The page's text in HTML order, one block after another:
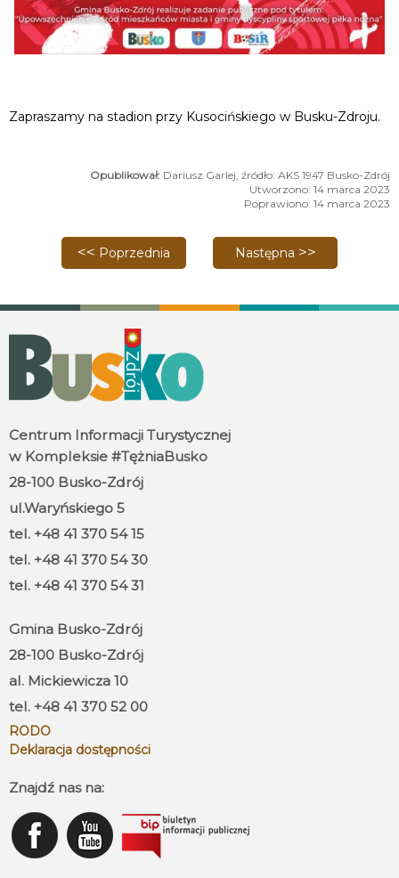
Zapraszamy na stadion przy Kusocińskiego w Busku-Zdroju.
Dariusz Garlej, źródło: AKS 1947 Busko-Zdrój
Utworzono: 14 marca 2023
Poprawiono: 14 marca 2023
Poprzednia strona: Mecz HLB TĘŻNIA Busko-Zdrój
Poprzednia Następna strona: Mecz
Następna
Centrum Informacji Turystycznej
w Kompleksie #TężniaBusko
28-100 Busko-Zdrój
ul.Waryńskiego 5
tel. +48 41 370 54 15
tel. +48 41 370 54 30
tel. +48 41 370 54 31
Gmina Busko-Zdrój
28-100 Busko-Zdrój
al. Mickiewicza 10
tel. +48 41 370 52 00
RODO
Deklaracja dostępności
Znajdź nas na: